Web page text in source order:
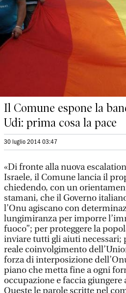
Il Comune espone la
Udi: prima cosa la pace
30 luglio 2014 03:47
«Di fronte alla nuova
Israele, il Comune lancia il
chiedendo, con un
stamani, che il Governo
l’Onu agiscano con
lungimiranza per imporre
fuoco”; per proteggere la
inviare tutti gli aiuti necessari;
reale coinvolgimento
forza di interposizione
piano che metta fine a ogni
occupazione e faccia giungere
Queste le parole scritte nel